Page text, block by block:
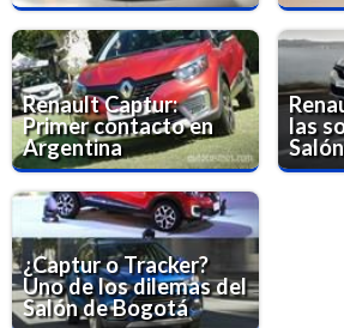
Renault Captur:
Primer contacto en
Argentina
las
¿Captur o Tracker?
Uno de los dilemas del
Salón de Bogotá